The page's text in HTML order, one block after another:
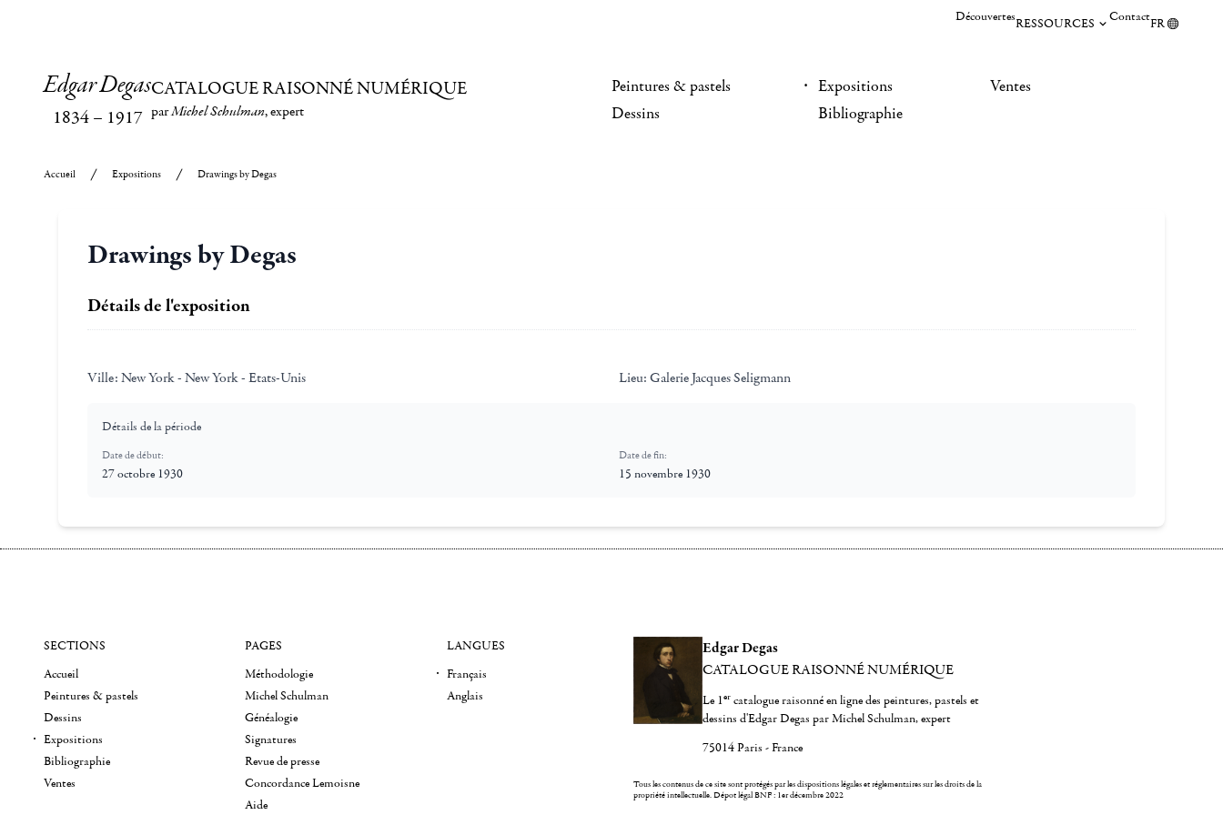
DécouvertesRESSOURCES ContactFR
Edgar Degas
1834– 1917
CATALOGUE RAISONNÉ NUMÉRIQUE
parMichel Schulman, expert
Peintures & pastels
Dessins
Expositions
Bibliographie
Ventes
Accueil Expositions Drawings by Degas
Drawings by Degas
Détails de l'exposition
Ville: New York - New York - Etats-Unis Lieu: Galerie Jacques Seligmann
Détails de la période
Date de début:
27 octobre 1930
Date de fin:
15 novembre 1930
Edgar Degas
CATALOGUE RAISONNÉ NUMÉRIQUE
Le 1er catalogue raisonné en ligne des peintures, pastels et
dessins d'Edgar Degas par Michel Schulman, expert
75014 Paris - France
Tous les contenus de ce site sont protégés par les dispositions légales et réglementaires sur les droits de la
propriété intellectuelle.Dépot légal BNF : 1er décembre 2022
SECTIONS
Accueil
Peintures & pastels
Dessins
Expositions
Bibliographie
Ventes
PAGES
Méthodologie
Michel Schulman
Généalogie
Signatures
Revue de presse
Concordance Lemoisne
Aide
LANGUES
Français
Anglais